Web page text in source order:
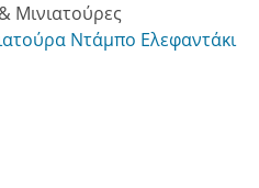
Μινιατούρες
Ντάμπο Ελεφαντάκι